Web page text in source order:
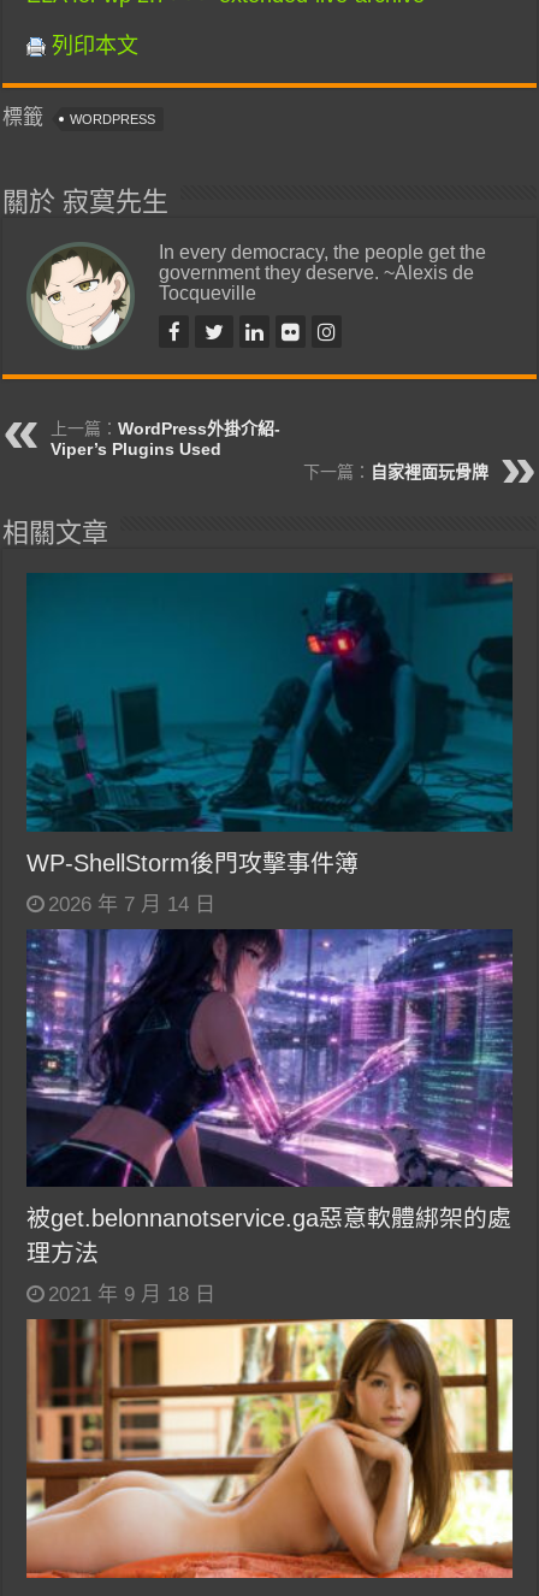
列印本文
標籤 WORDPRESS
關於 寂寞先生
In every democracy, the people get the
government they deserve. ~Alexis de
Tocqueville
上一篇：WordPress外掛介紹-
Viper’s Plugins Used
下一篇： 自家裡面玩骨牌
相關文章
WP-ShellStorm後門攻擊事件簿
2026 年 7 月 14 日
被get.belonnanotservice.ga惡意軟體綁架的處
理方法
2021 年 9 月 18 日